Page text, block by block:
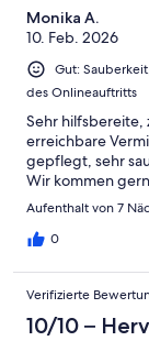
Monika A.
10. Feb. 2026
Gut:
des Onlineauftritts
Sehr
erreichbare
gepflegt, sehr
Wir kommen
Aufenthalt von 7
0
Verifizierte
10/10 –